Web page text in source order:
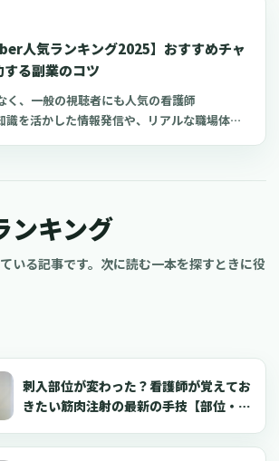
では、日本の医療機関の現実に合わせて、
日曜祝日、感染症の流行期など、本当に人手
を上乗せする制度の設計方法と、現場が混乱
を解説します。また、現場で聞かれることが
制度導入の具体的なシステム実装や詳細な
）設定ではなく、まずは制度を「理解」し、
して導入を検討できることを目指してまとめ
人気ランキング2025】おすすめチャ
る副業のコツ
く、一般の視聴者にも人気の看護師
を活かした情報発信や、リアルな職場体験
業を成功させるコツについてご紹介します。
方もぜひ参考にしてくださいね。
ンキング
いる記事です。次に読む一本を探すときに役
刺入部位が変わった？看護師が覚えてお
きたい筋肉注射の最新の手技【部位・